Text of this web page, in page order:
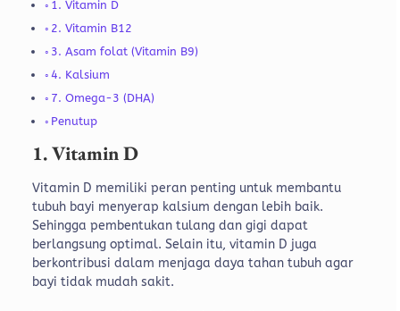
1. Vitamin D
2. Vitamin B12
3. Asam folat (Vitamin B9)
4. Kalsium
7. Omega-3 (DHA)
Penutup
1. Vitamin D
Vitamin D memiliki peran penting untuk membantu
tubuh bayi menyerap kalsium dengan lebih baik.
Sehingga pembentukan tulang dan gigi dapat
berlangsung optimal. Selain itu, vitamin D juga
berkontribusi dalam menjaga daya tahan tubuh agar
bayi tidak mudah sakit.